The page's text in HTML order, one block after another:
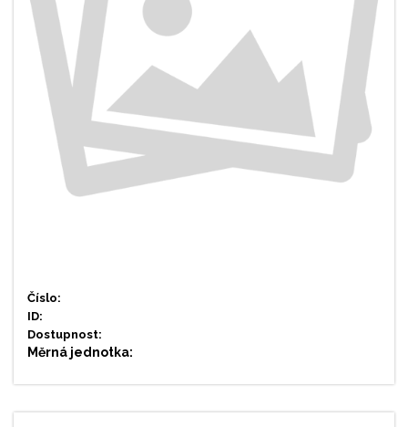
Číslo:
ID:
Dostupnost:
Měrná jednotka: